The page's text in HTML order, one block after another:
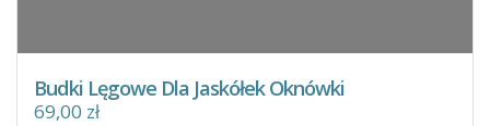
Budki Lęgowe Dla Jaskółek Oknówki
69,00 zł